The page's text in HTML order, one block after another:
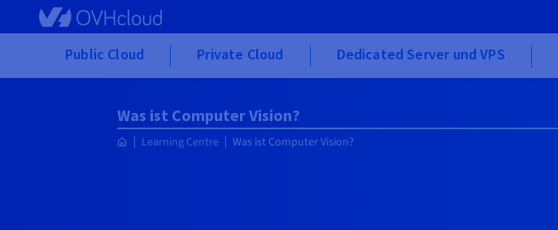
Skip to main content
Public Cloud Private Cloud Dedicated Server und VPS
Was ist Computer Vision?
Learning Centre Was ist Computer Vision?